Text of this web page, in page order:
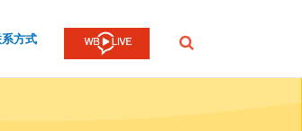
系方式
提